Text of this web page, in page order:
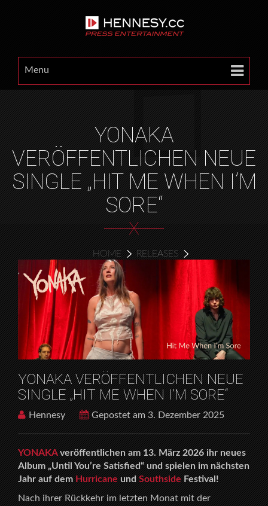
Menu
YONAKA
VERÖFFENTLICHEN NEUE
SINGLE „HIT ME WHEN I’M
SORE“
X
HOME
RELEASES
YONAKA VERÖFFENTLICHEN NEUE SINGLE „HIT ME
WHEN I’M SORE“
YONAKA VERÖFFENTLICHEN NEUE
SINGLE „HIT ME WHEN I’M SORE“
Hennesy Gepostet am 3. Dezember 2025
YONAKAveröffentlichen am 13. März 2026 ihr neues
Album „Until You’re Satisfied“ und spielen im nächsten
Jahr auf demHurricaneundSouthsideFestival!
Nach ihrer Rückkehr im letzten Monat mit der